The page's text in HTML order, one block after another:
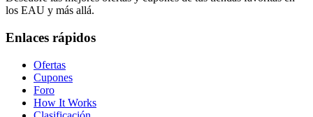
los EAU y más allá.
Enlaces rápidos
Ofertas
Cupones
Foro
How It Works